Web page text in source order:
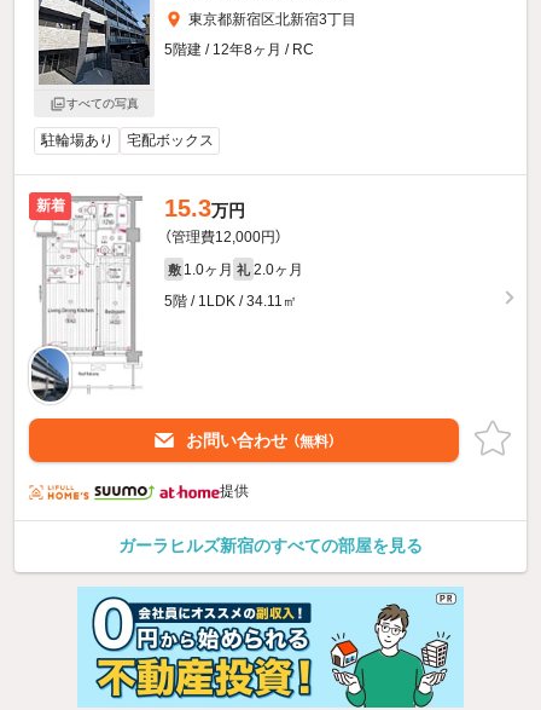
すべての写真
東京都新宿区北新宿3丁目
5階建 / 12年8ヶ月 / RC
駐輪場あり 宅配ボックス
新着 15.3万円
（管理費12,000円）
敷 1.0ヶ月 礼 2.0ヶ月
5階 / 1LDK / 34.11㎡
お問い合わせ （無料）
提供
ガーラヒルズ新宿のすべての部屋を見る